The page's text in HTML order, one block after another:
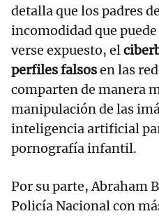
detalla que los padres
incomodidad que
verse expuesto, el
perfiles falsosen las
comparten de manera
manipulación de las
inteligencia artificial
pornografía infantil.
Por su parte, Abraham
Policía Nacional con